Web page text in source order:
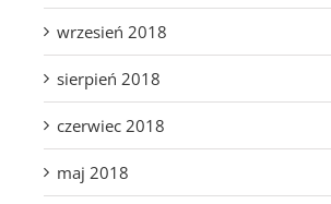
wrzesień 2018
sierpień 2018
czerwiec 2018
maj 2018